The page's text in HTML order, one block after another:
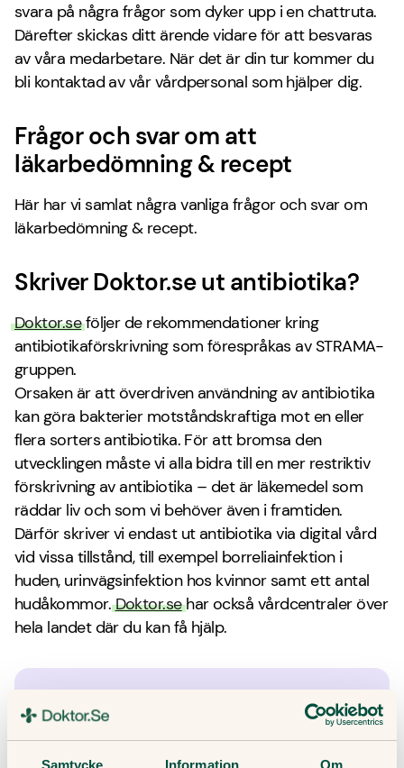
Samtycke Information Om
svara på några frågor som dyker upp i en chattruta.
Därefter skickas ditt ärende vidare för att besvaras
av våra medarbetare. När det är din tur kommer du
bli kontaktad av vår vårdpersonal som hjälper dig.
Frågor och svar om att
läkarbedömning & recept
Här har vi samlat några vanliga frågor och svar om
läkarbedömning & recept.
Skriver Doktor.se ut antibiotika?
Doktor.seföljer de rekommendationer kring
antibiotikaförskrivning som förespråkas av STRAMA-
gruppen.
Orsaken är att överdriven användning av antibiotika
kan göra bakterier motståndskraftiga mot en eller
flera sorters antibiotika. För att bromsa den
utvecklingen måste vi alla bidra till en mer restriktiv
förskrivning av antibiotika – det är läkemedel som
räddar liv och som vi behöver även i framtiden.
Därför skriver vi endast ut antibiotika via digital vård
vid vissa tillstånd, till exempel borreliainfektion i
huden, urinvägsinfektion hos kvinnor samt ett antal
hudåkommor.Doktor.sehar också vårdcentraler över
hela landet där du kan få hjälp.
Få Läkarbedömning & recept snabbt och enkelt i
appen.